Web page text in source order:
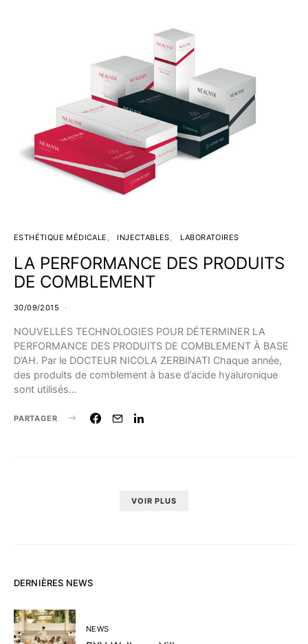
ESTHÉTIQUE MÉDICALE INJECTABLES LABORATOIRES
LA PERFORMANCE DES PRODUITS
DE COMBLEMENT
30/09/2015
NOUVELLES TECHNOLOGIES POUR DÉTERMINER LA
PERFORMANCE DES PRODUITS DE COMBLEMENT À BASE
D’AH. Par le DOCTEUR NICOLA ZERBINATI Chaque année,
des produits de comblement à base d’acide hyaluronique
sont utilisés…
PARTAGER
VOIR PLUS
DERNIÈRES NEWS
NEWS